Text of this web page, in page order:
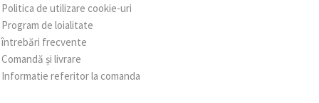
Politica de utilizare cookie-uri
Program de loialitate
întrebări frecvente
Comandă și livrare
Informatie referitor la comanda